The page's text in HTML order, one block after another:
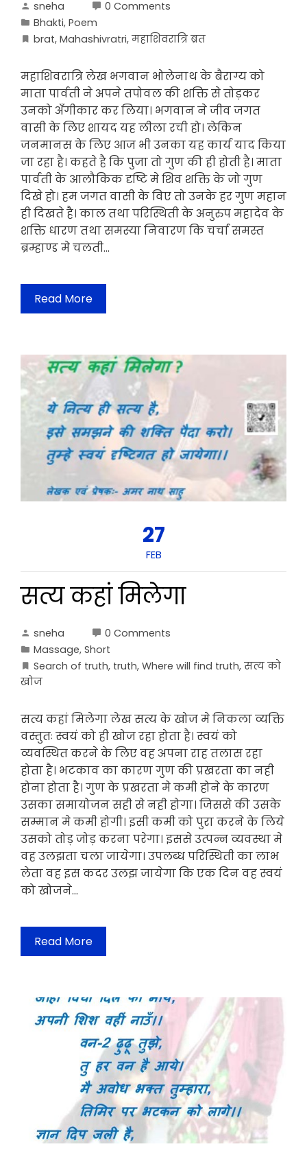
sneha
0 Comments
Bhakti, Poem
brat, Mahashivratri, महाशिवरात्रि ब्रत
महाशिवरात्रि लेख भगवान भोलेनाथ के बैराग्य को
माता पार्वती ने अपने तपोवल की शक्ति से तोड़कर
उनको अँगीकार कर लिया। भगवान ने जीव जगत
वासी के लिए शायद यह लीला रची हो। लेकिन
जनमानस के लिए आज भी उनका यह कार्य याद किया
जा रहा है। कहते है कि पुजा तो गुण की ही होती है। माता
पार्वती के आलौकिक दृष्टि मे शिव शक्ति के जो गुण
दिखे हो। हम जगत वासी के विए तो उनके हर गुण महान
ही दिखते है। काल तथा परिस्थिती के अनुरुप महादेव के
शक्ति धारण तथा समस्या निवारण कि चर्चा समस्त
ब्रम्हाण्ड मे चलती…
Read More
27
FEB
सत्य कहां मिलेगा
sneha
0 Comments
Massage, Short
Search of truth, truth, Where will find truth, सत्य को
खोज
सत्य कहां मिलेगा लेख सत्य के खोज मे निकला व्यक्ति
वस्तुतः स्वयं को ही खोज रहा होता है। स्वयं को
व्यवस्थित करने के लिए वह अपना राह तलास रहा
होता है। भटकाव का कारण गुण की प्रखरता का नही
होना होता है। गुण के प्रखरता मे कमी होने के कारण
उसका समायोजन सही से नही होगा। जिससे की उसके
सम्मान मे कमी होगी। इसी कमी को पुरा करने के लिये
उसको तोड़ जोड़ करना परेगा। इससे उत्पन्न व्यवस्था मे
वह उलझता चला जायेगा। उपलब्ध परिस्थिती का लाभ
लेता वह इस कदर उलझ जायेगा कि एक दिन वह स्वयं
को खोजने…
Read More